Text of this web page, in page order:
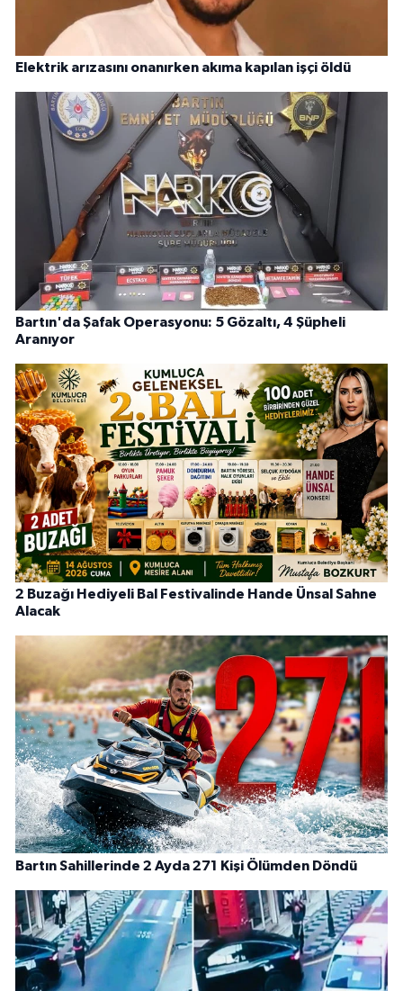
Elektrik arızasını onanırken akıma kapılan işçi öldü
Bartın'da Şafak Operasyonu: 5 Gözaltı, 4 Şüpheli
Aranıyor
2 Buzağı Hediyeli Bal Festivalinde Hande Ünsal Sahne
Alacak
Bartın Sahillerinde 2 Ayda 271 Kişi Ölümden Döndü